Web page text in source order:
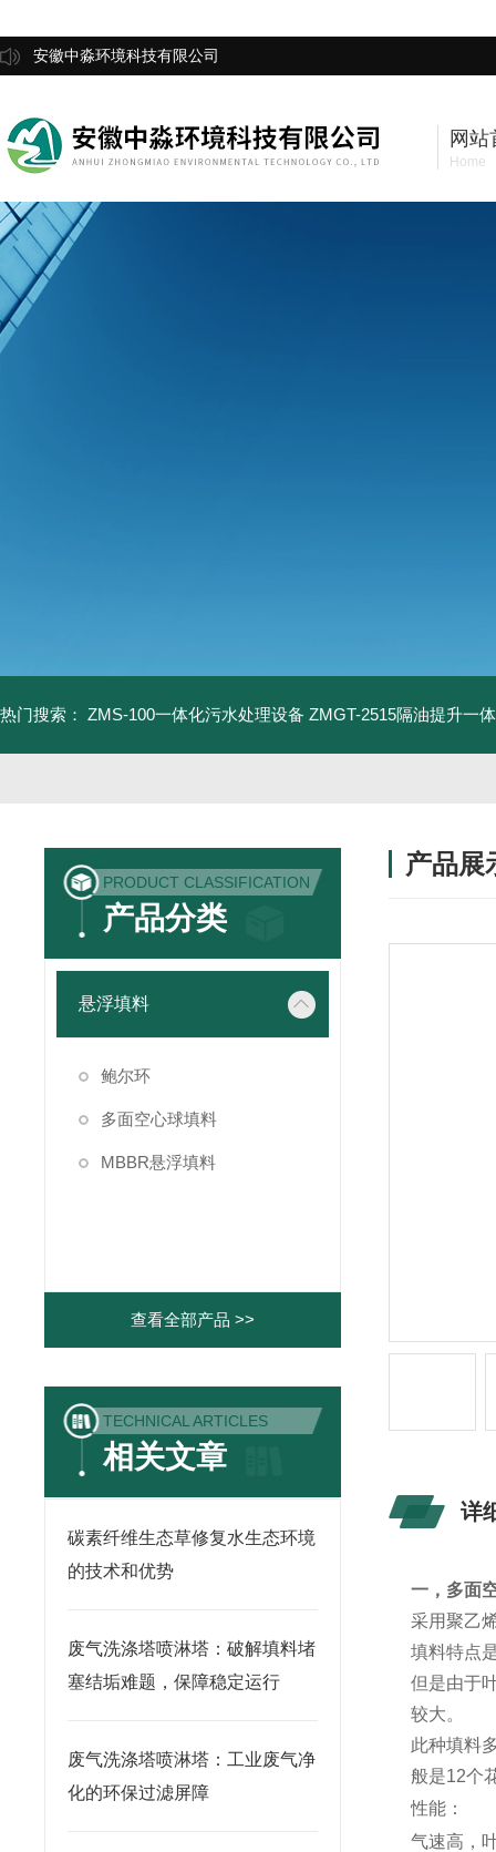
安徽中淼环境科技有限公司
网站
Home
热门搜索： ZMS-100一体化污水处理设备 ZMGT-2515隔油提升一
PRODUCT CLASSIFICATION
产品分类
悬浮填料
鲍尔环
多面空心球填料
MBBR悬浮填料
查看全部产品 >>
TECHNICAL ARTICLES
相关文章
碳素纤维生态草修复水生态环境
的技术和优势
废气洗涤塔喷淋塔：破解填料堵
塞结垢难题，保障稳定运行
废气洗涤塔喷淋塔：工业废气净
化的环保过滤屏障
产品展
详
一，多面
采用聚乙
填料特点
但是由于
较大。
此种填料
般是12个
性能：
气速高，